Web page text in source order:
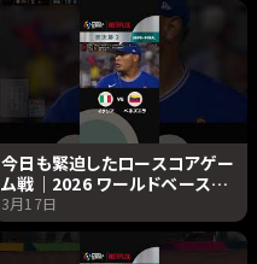
今日も緊迫したロースコアゲー
ム戦｜2026 ワールドベースボ
ールクラシック | Netflix
Japan
3月17日